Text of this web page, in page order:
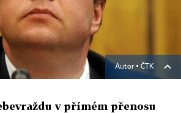
Autor ▪ ČTK
v přímém přenosu